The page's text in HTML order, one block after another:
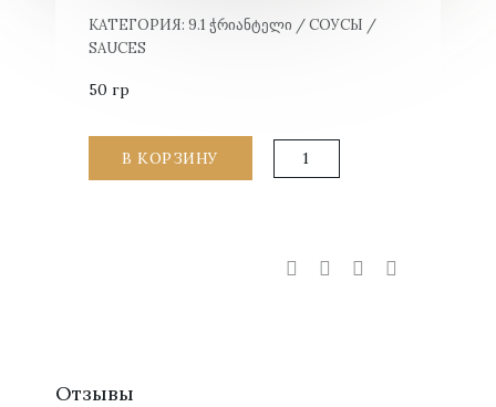
КАТЕГОРИЯ: 9.1 ᲭᲠᲘᲐᲜᲢᲔᲚᲘ / СОУСЫ /
SAUCES
50 гр
В КОРЗИНУ
Количество
товара
Отзывы